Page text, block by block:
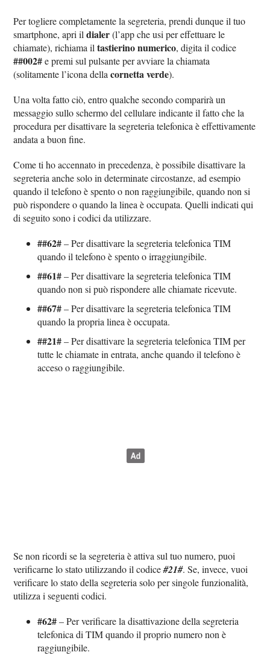
Per togliere completamente la segreteria, prendi dunque il tuo
smartphone, apri ildialer(l’app che usi per effettuare le
chiamate), richiama iltastierino numerico, digita il codice
##002#e premi sul pulsante per avviare la chiamata
(solitamente l’icona dellacornetta verde).
Una volta fatto ciò, entro qualche secondo comparirà un
messaggio sullo schermo del cellulare indicante il fatto che la
procedura per disattivare la segreteria telefonica è effettivamente
andata a buon fine.
Come ti ho accennato in precedenza, è possibile disattivare la
segreteria anche solo in determinate circostanze, ad esempio
quando il telefono è spento o non raggiungibile, quando non si
può rispondere o quando la linea è occupata. Quelli indicati qui
di seguito sono i codici da utilizzare.
##62#– Per disattivare la segreteria telefonica TIM
quando il telefono è spento o irraggiungibile.
##61#– Per disattivare la segreteria telefonica TIM
quando non si può rispondere alle chiamate ricevute.
##67#– Per disattivare la segreteria telefonica TIM
quando la propria linea è occupata.
##21#– Per disattivare la segreteria telefonica TIM per
tutte le chiamate in entrata, anche quando il telefono è
acceso o raggiungibile.
Se non ricordi se la segreteria è attiva sul tuo numero, puoi
verificarne lo stato utilizzando il codice#21#. Se, invece, vuoi
verificare lo stato della segreteria solo per singole funzionalità,
utilizza i seguenti codici.
#62#– Per verificare la disattivazione della segreteria
telefonica di TIM quando il proprio numero non è
raggiungibile.